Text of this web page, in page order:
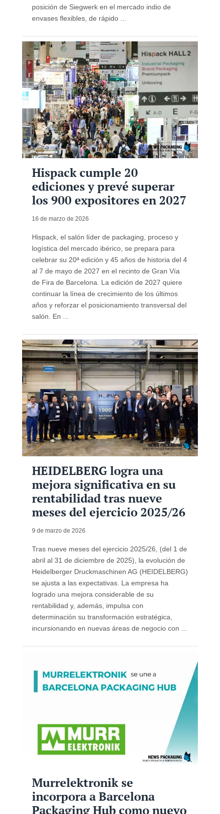
posición de Siegwerk en el mercado indio de
envases flexibles, de rápido ...
Hispack cumple 20
ediciones y prevé superar
los 900 expositores en 2027
16 de marzo de 2026
Hispack, el salón líder de packaging, proceso y
logística del mercado ibérico, se prepara para
celebrar su 20ª edición y 45 años de historia del 4
al 7 de mayo de 2027 en el recinto de Gran Vía
de Fira de Barcelona. La edición de 2027 quiere
continuar la línea de crecimiento de los últimos
años y reforzar el posicionamiento transversal del
salón. En ...
HEIDELBERG logra una
mejora significativa en su
rentabilidad tras nueve
meses del ejercicio 2025/26
9 de marzo de 2026
Tras nueve meses del ejercicio 2025/26, (del 1 de
abril al 31 de diciembre de 2025), la evolución de
Heidelberger Druckmaschinen AG (HEIDELBERG)
se ajusta a las expectativas. La empresa ha
logrado una mejora considerable de su
rentabilidad y, además, impulsa con
determinación su transformación estratégica,
incursionando en nuevas áreas de negocio con ...
Murrelektronik se
incorpora a Barcelona
Packaging Hub como nuevo